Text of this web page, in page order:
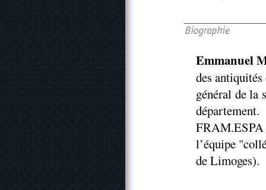
Emmanuel
des
général de la
l’équipe
de Limoges).